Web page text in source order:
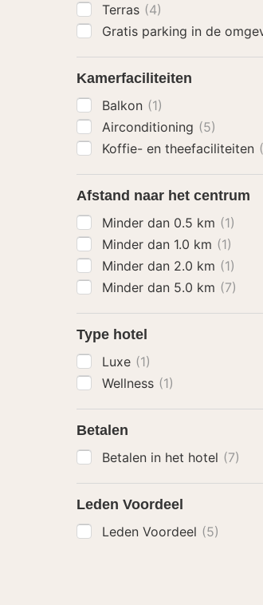
Terras (4)
Gratis parking in de
Kamerfaciliteiten
Balkon (1)
Airconditioning (5)
Koffie- en theefaciliteiten
Afstand naar het centrum
Minder dan 0.5 km (1)
Minder dan 1.0 km (1)
Minder dan 2.0 km (1)
Minder dan 5.0 km (7)
Type hotel
Luxe (1)
Wellness (1)
Betalen
Betalen in het hotel (7)
Leden Voordeel
Leden Voordeel (5)